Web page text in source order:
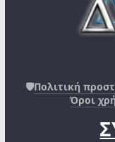
🛡️Πολιτική
Όροι